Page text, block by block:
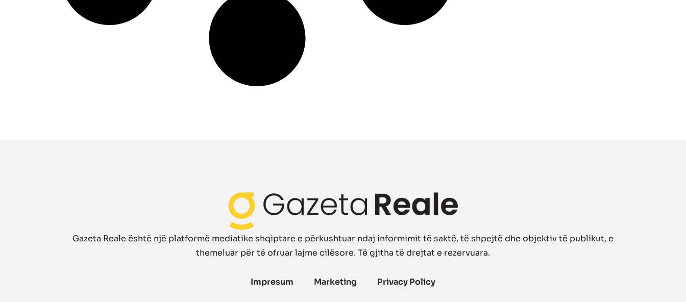
Gazeta Reale është një platformë mediatike shqiptare e përkushtuar ndaj informimit të saktë, të shpejtë dhe objektiv të publikut, e
themeluar për të ofruar lajme cilësore. Të gjitha të drejtat e rezervuara.
Impresum Marketing Privacy Policy